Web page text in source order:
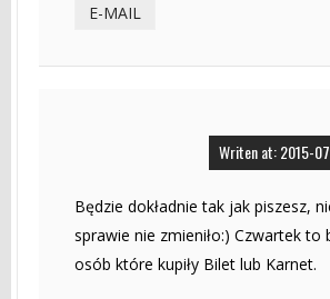
E-MAIL
Writen at: 2015-
Będzie dokładnie tak jak piszesz,
sprawie nie zmieniło:) Czwartek to
osób które kupiły Bilet lub Karnet.